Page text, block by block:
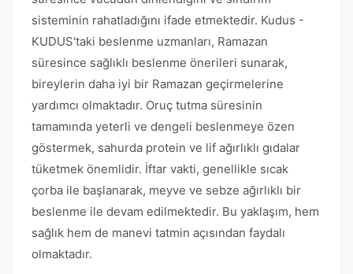
sisteminin rahatladığını ifade etmektedir. Kudus -
KUDUS'taki beslenme uzmanları, Ramazan
süresince sağlıklı beslenme önerileri sunarak,
bireylerin daha iyi bir Ramazan geçirmelerine
yardımcı olmaktadır. Oruç tutma süresinin
tamamında yeterli ve dengeli beslenmeye özen
göstermek, sahurda protein ve lif ağırlıklı gıdalar
tüketmek önemlidir. İftar vakti, genellikle sıcak
çorba ile başlanarak, meyve ve sebze ağırlıklı bir
beslenme ile devam edilmektedir. Bu yaklaşım, hem
sağlık hem de manevi tatmin açısından faydalı
olmaktadır.